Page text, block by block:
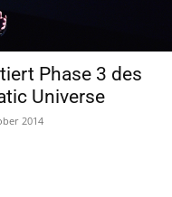
Phase 3 des
Universe
2014